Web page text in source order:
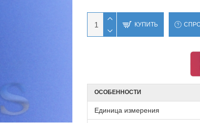
КУПИТЬ
ОСОБЕННОСТИ
Единица измерения